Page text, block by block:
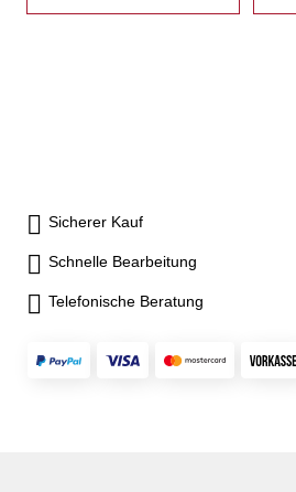
Sicherer Kauf
Schnelle Bearbeitung
Telefonische Beratung